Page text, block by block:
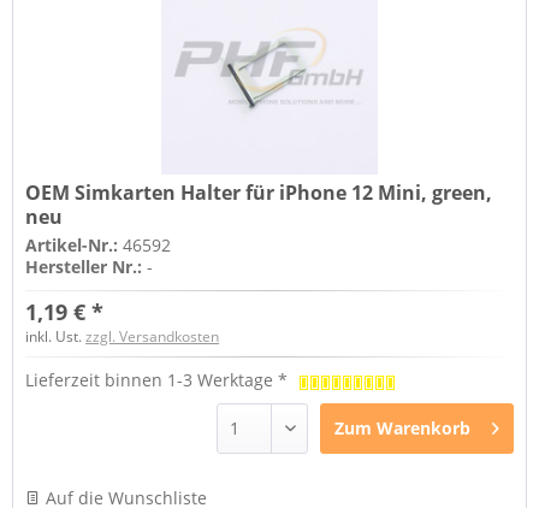
OEM Simkarten Halter für iPhone 12 Mini, green,
neu
Artikel-Nr.:46592
Hersteller Nr.:-
1,19 € *
inkl. Ust.zzgl. Versandkosten
Lieferzeit binnen 1-3 Werktage *
Zum Warenkorb
Auf die Wunschliste